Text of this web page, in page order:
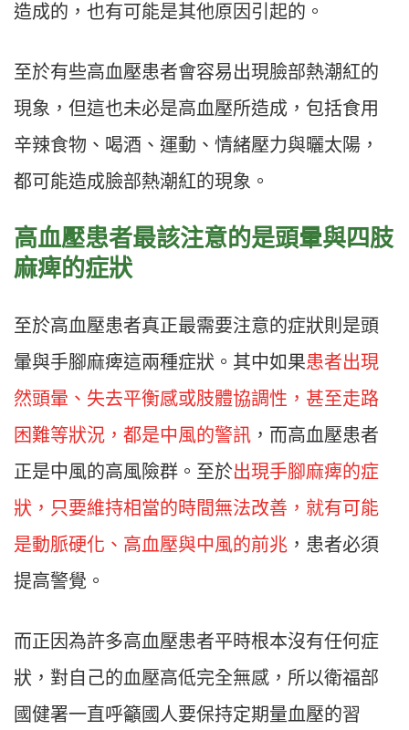
造成的，也有可能是其他原因引起的。
至於有些高血壓患者會容易出現臉部熱潮紅的
現象，但這也未必是高血壓所造成，包括食用
辛辣食物、喝酒、運動、情緒壓力與曬太陽，
都可能造成臉部熱潮紅的現象。
高血壓患者最該注意的是頭暈與四肢
麻痺的症狀
至於高血壓患者真正最需要注意的症狀則是頭
暈與手腳麻痺這兩種症狀。其中如果患者出現
然頭暈、失去平衡感或肢體協調性，甚至走路
困難等狀況，都是中風的警訊 ，而高血壓患者
正是中風的高風險群。至於出現手腳麻痺的症
狀，只要維持相當的時間無法改善，就有可能
是動脈硬化、高血壓與中風的前兆 ，患者必須
提高警覺。
而正因為許多高血壓患者平時根本沒有任何症
狀，對自己的血壓高低完全無感，所以衛福部
國健署一直呼籲國人要保持定期量血壓的習